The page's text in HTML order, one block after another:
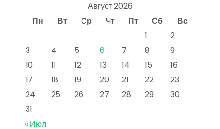
Август 2026
Пн
Вт Ср Чт Пт Сб
Вс
1
2
3
4 5 6 7 8
9
10
11 12 13 14 15
16
17
18 19 20 21 22
23
24
25 26 27 28 29
30
31
« Июл